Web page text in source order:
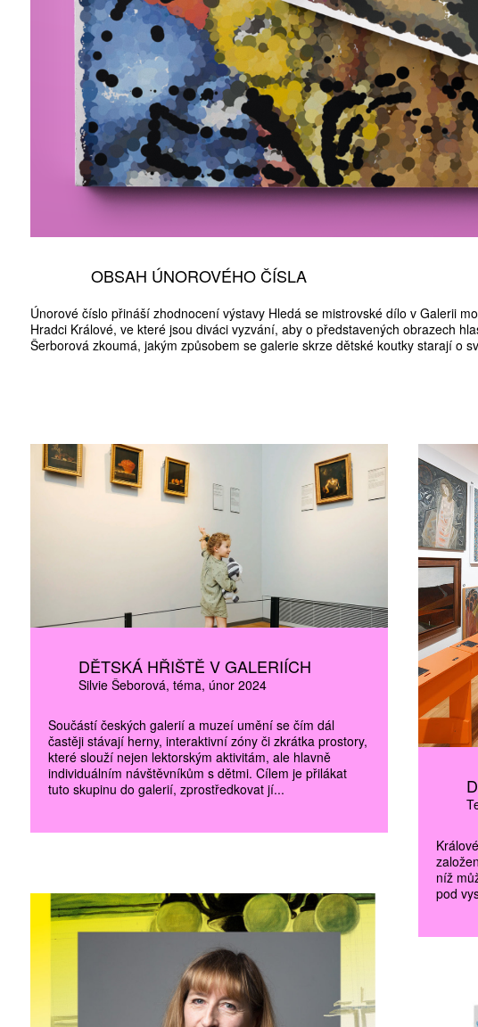
OBSAH ÚNOROVÉHO ČÍSLA
Únorové číslo přináší zhodnocení výstavy Hledá se mistrovské dílo v Galerii
Hradci Králové, ve které jsou diváci vyzvání, aby o představených obrazech
Šerborová zkoumá, jakým způsobem se galerie skrze dětské koutky starají o
DĚTSKÁ HŘIŠTĚ V GALERIÍCH
Silvie Šeborová téma únor 2024
Součástí českých galerií a muzeí umění se čím dál
častěji stávají herny, interaktivní zóny či zkrátka prostory,
které slouží nejen lektorským aktivitám, ale hlavně
individuálním návštěvníkům s dětmi. Cílem je přilákat
tuto skupinu do galerií, zprostředkovat jí...
níž
pod
ZÍSKEJTE
ROČNÍ
ZA 1100 KČ
10
365 DNÍ ONLINE
ČLENSKÁ KARTA